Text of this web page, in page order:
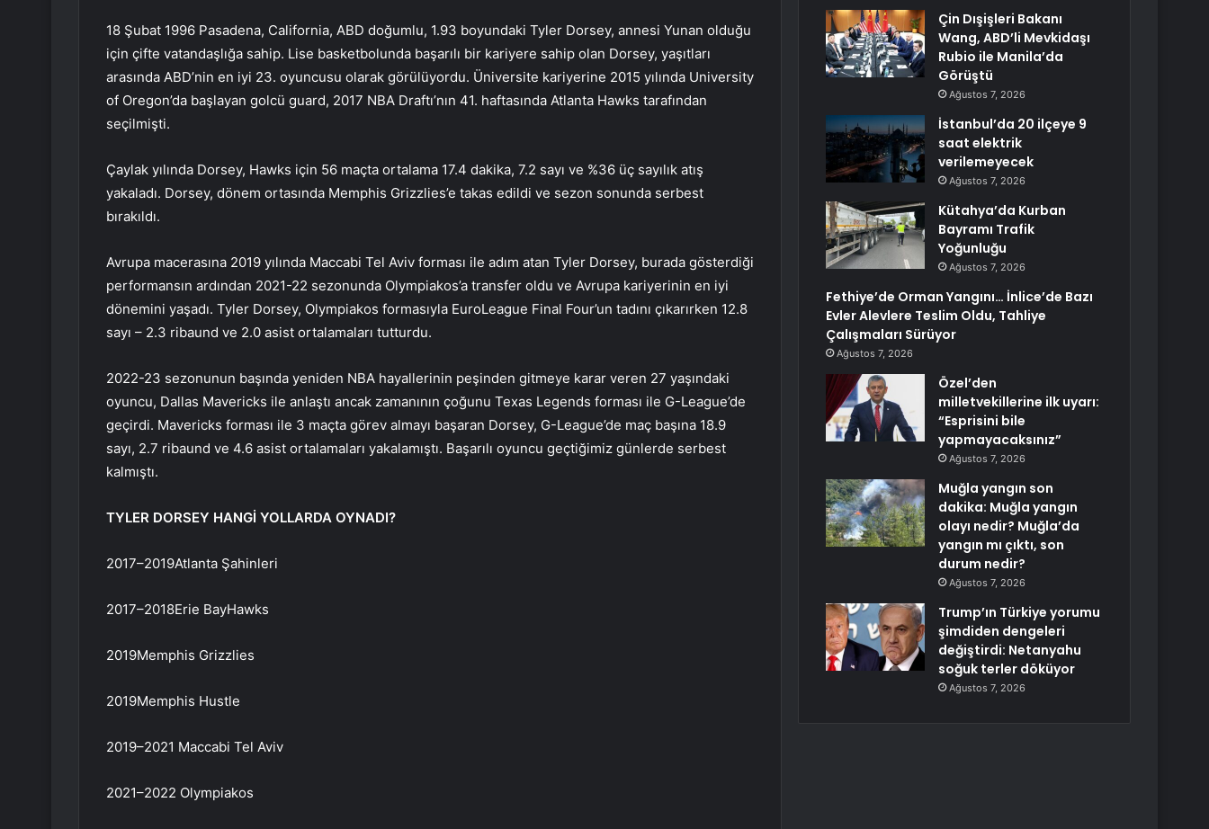
18 Şubat 1996 Pasadena, California, ABD doğumlu, 1.93 boyundaki Tyler Dorsey, annesi Yunan olduğu
için çifte vatandaşlığa sahip. Lise basketbolunda başarılı bir kariyere sahip olan Dorsey, yaşıtları
arasında ABD’nin en iyi 23. oyuncusu olarak görülüyordu. Üniversite kariyerine 2015 yılında University
of Oregon’da başlayan golcü guard, 2017 NBA Draftı’nın 41. haftasında Atlanta Hawks tarafından
seçilmişti.
Çaylak yılında Dorsey, Hawks için 56 maçta ortalama 17.4 dakika, 7.2 sayı ve %36 üç sayılık atış
yakaladı. Dorsey, dönem ortasında Memphis Grizzlies’e takas edildi ve sezon sonunda serbest
bırakıldı.
Avrupa macerasına 2019 yılında Maccabi Tel Aviv forması ile adım atan Tyler Dorsey, burada gösterdiği
performansın ardından 2021-22 sezonunda Olympiakos’a transfer oldu ve Avrupa kariyerinin en iyi
dönemini yaşadı. Tyler Dorsey, Olympiakos formasıyla EuroLeague Final Four’un tadını çıkarırken 12.8
sayı – 2.3 ribaund ve 2.0 asist ortalamaları tutturdu.
2022-23 sezonunun başında yeniden NBA hayallerinin peşinden gitmeye karar veren 27 yaşındaki
oyuncu, Dallas Mavericks ile anlaştı ancak zamanının çoğunu Texas Legends forması ile G-League’de
geçirdi. Mavericks forması ile 3 maçta görev almayı başaran Dorsey, G-League’de maç başına 18.9
sayı, 2.7 ribaund ve 4.6 asist ortalamaları yakalamıştı. Başarılı oyuncu geçtiğimiz günlerde serbest
kalmıştı.
TYLER DORSEY HANGİ YOLLARDA OYNADI?
2017–2019Atlanta Şahinleri
2017–2018Erie BayHawks
2019Memphis Grizzlies
2019Memphis Hustle
2019–2021 Maccabi Tel Aviv
2021–2022 Olympiakos
Çin Dışişleri Bakanı
Wang, ABD’li Mevkidaşı
Rubio ile Manila’da
Görüştü
Ağustos 7, 2026
İstanbul’da 20 ilçeye 9
saat elektrik
verilemeyecek
Ağustos 7, 2026
Kütahya’da Kurban
Bayramı Trafik
Yoğunluğu
Ağustos 7, 2026
Fethiye’de Orman Yangını… İnlice’de Bazı
Evler Alevlere Teslim Oldu, Tahliye
Çalışmaları Sürüyor
Ağustos 7, 2026
Özel’den
milletvekillerine ilk uyarı:
“Esprisini bile
yapmayacaksınız”
Ağustos 7, 2026
Muğla yangın son
dakika: Muğla yangın
olayı nedir? Muğla’da
yangın mı çıktı, son
durum nedir?
Ağustos 7, 2026
Trump’ın Türkiye yorumu
şimdiden dengeleri
değiştirdi: Netanyahu
soğuk terler döküyor
Ağustos 7, 2026